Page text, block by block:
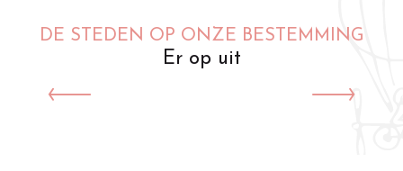
DE STEDEN OP ONZE BESTEMMING
Er op uit